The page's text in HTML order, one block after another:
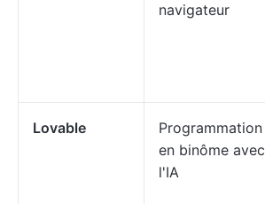
navigateur
Lovable
Programmation
en binôme avec
l'IA